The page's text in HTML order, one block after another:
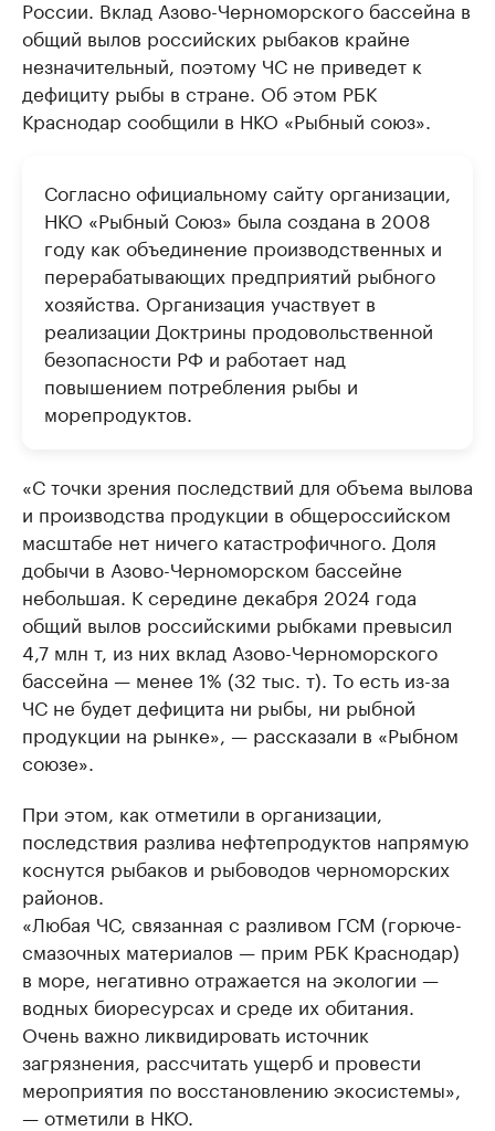
России. Вклад Азово-Черноморского бассейна в
общий вылов российских рыбаков крайне
незначительный, поэтому ЧС не приведет к
дефициту рыбы в стране. Об этом РБК
Краснодар сообщили в НКО «Рыбный союз».
Согласно официальному сайту организации,
НКО «Рыбный Союз» была создана в 2008
году как объединение производственных и
перерабатывающих предприятий рыбного
хозяйства. Организация участвует в
реализации Доктрины продовольственной
безопасности РФ и работает над
повышением потребления рыбы и
морепродуктов.
«С точки зрения последствий для объема вылова
и производства продукции в общероссийском
масштабе нет ничего катастрофичного. Доля
добычи в Азово-Черноморском бассейне
небольшая. К середине декабря 2024 года
общий вылов российскими рыбками превысил
4,7 млн т, из них вклад Азово-Черноморского
бассейна — менее 1% (32 тыс. т). То есть из-за
ЧС не будет дефицита ни рыбы, ни рыбной
продукции на рынке», — рассказали в «Рыбном
союзе».
При этом, как отметили в организации,
последствия разлива нефтепродуктов напрямую
коснутся рыбаков и рыбоводов черноморских
районов.
«Любая ЧС, связанная с разливом ГСМ (горюче-
смазочных материалов — прим РБК Краснодар)
в море, негативно отражается на экологии —
водных биоресурсах и среде их обитания.
Очень важно ликвидировать источник
загрязнения, рассчитать ущерб и провести
мероприятия по восстановлению экосистемы»,
— отметили в НКО.